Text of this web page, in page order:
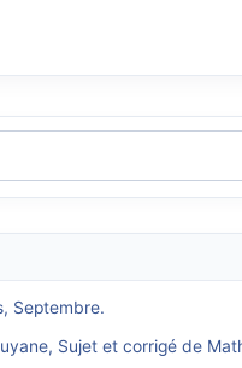
Septembre.
Sujet et corrigé de